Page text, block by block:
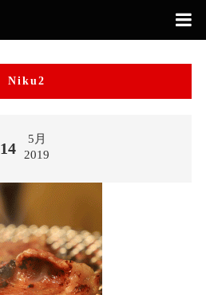
Niku2
14
5月
2019